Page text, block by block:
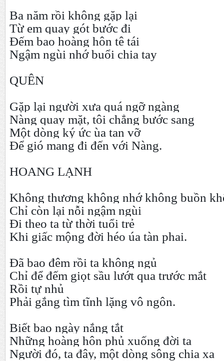
Ba năm rồi không gặp lại
Từ em quay gót bước đi
Đếm bao hoàng hôn tê tái
Ngậm ngùi nhớ buổi chia tay
QUÊN
Gặp lại người xưa quá ngỡ ngàng
Nàng quay mặt, tôi chẳng bước sang
Một dòng ký ức ùa tan vỡ
Để gió mang đi đến với Nàng.
HOANG LẠNH
Không thương không nhớ không buồn
Chỉ còn lại nỗi ngậm ngùi
Đi theo ta từ thời tuổi trẻ
Khi giấc mộng đời héo úa tàn phai.
Đã bao đêm rồi ta không ngủ
Chỉ để đếm giọt sầu lướt qua trước mắt
Rồi tự nhủ
Phải gắng tìm tĩnh lặng vô ngôn.
Biết bao ngày nắng tắt
Những hoàng hôn phủ xuống đời ta
Người đó, ta đây, một dòng sông chia xa